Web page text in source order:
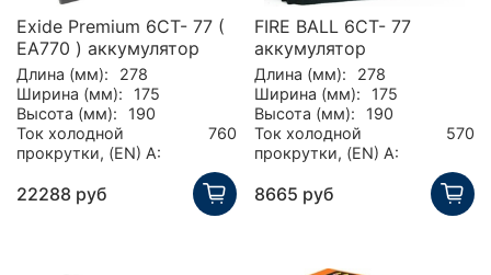
Exide Premium 6СТ- 77 (
EA770 ) аккумулятор
Длина (мм):
278
Ширина (мм):
175
Высота (мм):
190
Ток холодной
прокрутки, (EN) А:
760
22288 руб
FIRE BALL 6СТ- 77
аккумулятор
Длина (мм):
278
Ширина (мм):
175
Высота (мм):
190
Ток холодной
прокрутки, (EN) А:
570
8665 руб